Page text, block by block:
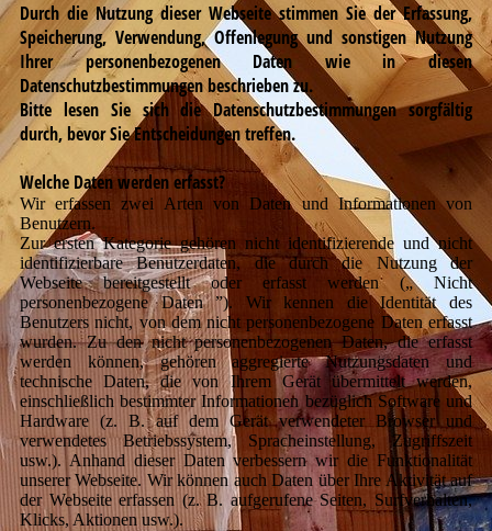
Durch die Nutzung dieser Webseite stimmen Sie der Erfassung,
Speicherung, Verwendung, Offenlegung und sonstigen Nutzung
Ihrer personenbezogenen Daten wie in diesen
Datenschutzbestimmungen beschrieben zu.
Bitte lesen Sie sich die Datenschutzbestimmungen sorgfältig
durch, bevor Sie Entscheidungen treffen.
Welche Daten werden erfasst?
Wir erfassen zwei Arten von Daten und Informationen von
Benutzern.
Zur ersten Kategorie gehören nicht identifizierende und nicht
identifizierbare Benutzerdaten, die durch die Nutzung der
Webseite bereitgestellt oder erfasst werden („ Nicht
personenbezogene Daten ”). Wir kennen die Identität des
Benutzers nicht, von dem nicht personenbezogene Daten erfasst
wurden. Zu den nicht personenbezogenen Daten, die erfasst
werden können, gehören aggregierte Nutzungsdaten und
technische Daten, die von Ihrem Gerät übermittelt werden,
einschließlich bestimmter Informationen bezüglich Software und
Hardware (z. B. auf dem Gerät verwendeter Browser und
verwendetes Betriebssystem, Spracheinstellung, Zugriffszeit
usw.). Anhand dieser Daten verbessern wir die Funktionalität
unserer Webseite. Wir können auch Daten über Ihre Aktivität auf
der Webseite erfassen (z. B. aufgerufene Seiten, Surfverhalten,
Klicks, Aktionen usw.).